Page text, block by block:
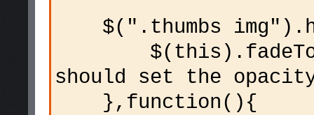
$(".thumbs
should set the
},function(){